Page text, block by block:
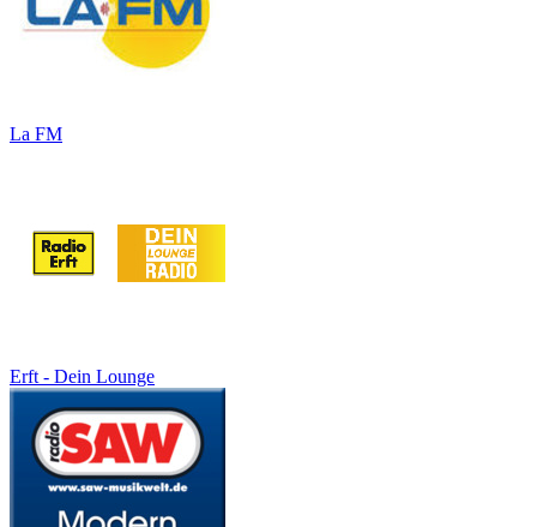
La FM
Erft - Dein Lounge